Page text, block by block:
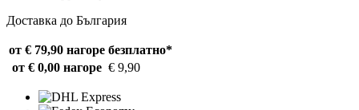
Доставка до България
от € 79,90 нагоре безплатно*
от € 0,00 нагоре € 9,90